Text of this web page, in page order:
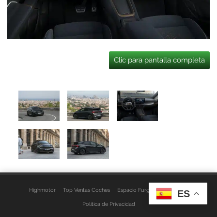
Clic para pantalla completa
Highmotor Top Ventas Coches Espacio Furgo Aviso Legal
Política de Privacidad
ES